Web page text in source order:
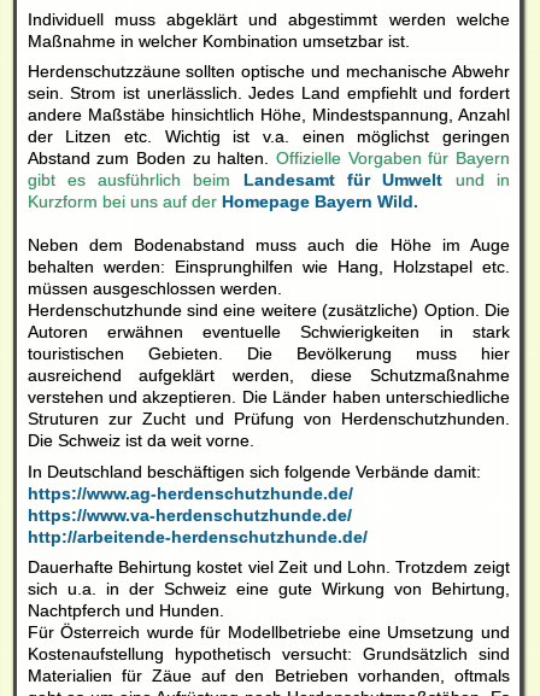
Individuell muss abgeklärt und abgestimmt werden welche
Maßnahme in welcher Kombination umsetzbar ist.
Herdenschutzzäune sollten optische und mechanische Abwehr
sein. Strom ist unerlässlich. Jedes Land empfiehlt und fordert
andere Maßstäbe hinsichtlich Höhe, Mindestspannung, Anzahl
der Litzen etc. Wichtig ist v.a. einen möglichst geringen
Abstand zum Boden zu halten. Offizielle Vorgaben für Bayern
gibt es ausführlich beim Landesamt für Umwelt und in
Kurzform bei uns auf der Homepage Bayern Wild.
Neben dem Bodenabstand muss auch die Höhe im Auge
behalten werden: Einsprunghilfen wie Hang, Holzstapel etc.
müssen ausgeschlossen werden.
Herdenschutzhunde sind eine weitere (zusätzliche) Option. Die
Autoren erwähnen eventuelle Schwierigkeiten in stark
touristischen Gebieten. Die Bevölkerung muss hier
ausreichend aufgeklärt werden, diese Schutzmaßnahme
verstehen und akzeptieren. Die Länder haben unterschiedliche
Struturen zur Zucht und Prüfung von Herdenschutzhunden.
Die Schweiz ist da weit vorne.
In Deutschland beschäftigen sich folgende Verbände damit:
https://www.ag-herdenschutzhunde.de/
https://www.va-herdenschutzhunde.de/
http://arbeitende-herdenschutzhunde.de/
Dauerhafte Behirtung kostet viel Zeit und Lohn. Trotzdem zeigt
sich u.a. in der Schweiz eine gute Wirkung von Behirtung,
Nachtpferch und Hunden.
Für Österreich wurde für Modellbetriebe eine Umsetzung und
Kostenaufstellung hypothetisch versucht: Grundsätzlich sind
Materialien für Zäue auf den Betrieben vorhanden, oftmals